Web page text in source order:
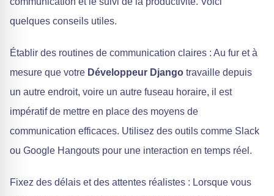
quelques conseils utiles.
Établir des routines de communication claires : Au fur et à
mesure que votre Développeur Django travaille depuis
un autre endroit, voire un autre fuseau horaire, il est
impératif de mettre en place des moyens de
communication efficaces. Utilisez des outils comme Slack
ou Google Hangouts pour une interaction en temps réel.
Fixez des délais et des attentes réalistes : Lorsque vous